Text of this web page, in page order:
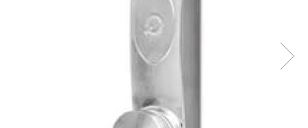
Set broasca + balama + maner usa